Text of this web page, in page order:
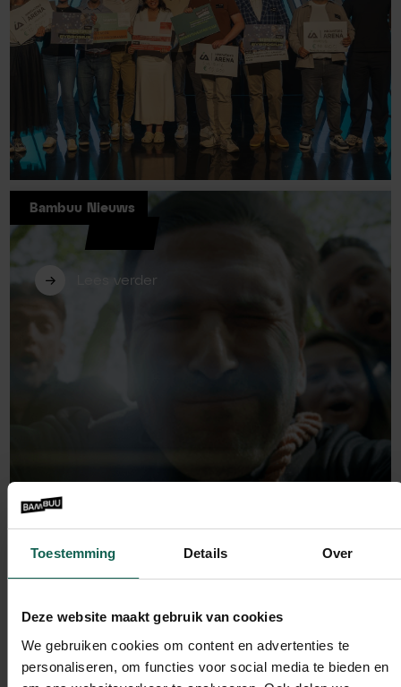
Toestemming Details Over
Deze website maakt gebruik van cookies
We gebruiken cookies om content en advertenties te
personaliseren, om functies voor social media te bieden en
Bambuu opnieuw betrokken als
jurylid bij Innovators Arena 2026
Lees verder
Bambuu Nieuws
Bambuu plek #2 bemachtigd in
Emerce100!
Bambuu Nieuws